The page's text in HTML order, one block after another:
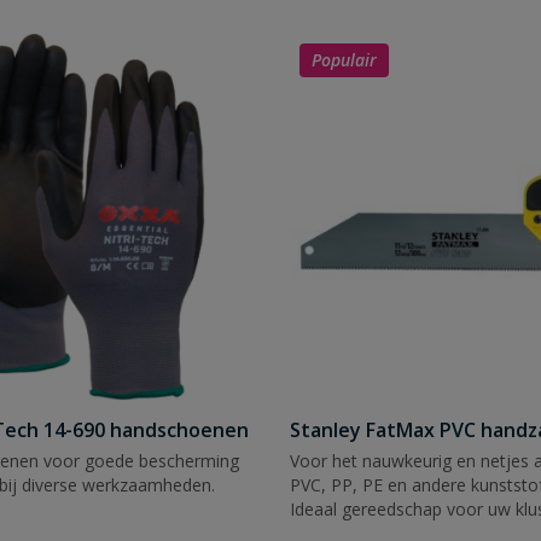
14-690 handschoenen
voor goede bescherming
diverse werkzaamheden.
Populair
Stanley FatMax PVC
Voor het nauwkeurig en netjes
PVC, PP, PE en andere
Ideaal gereedschap voor uw